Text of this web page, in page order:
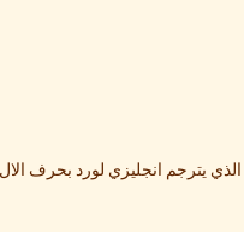
يترجم انجليزي لورد بحرف